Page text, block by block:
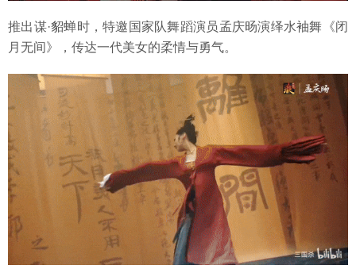
推出谋·貂蝉时，特邀国家队舞蹈演员孟庆旸演绎水袖舞《闭
月无间》，传达一代美女的柔情与勇气。